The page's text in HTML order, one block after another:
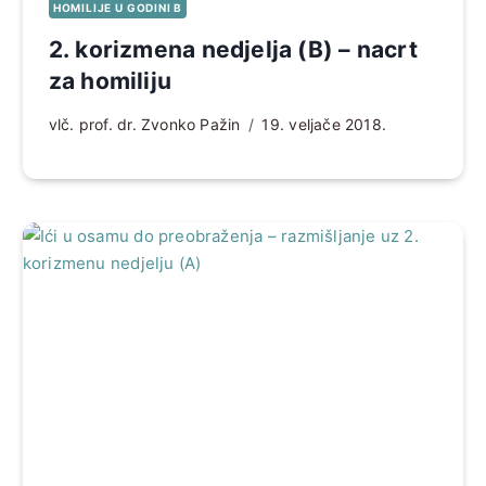
HOMILIJE U GODINI B
2. korizmena nedjelja (B) – nacrt
za homiliju
vlč. prof. dr. Zvonko Pažin 19. veljače 2018.